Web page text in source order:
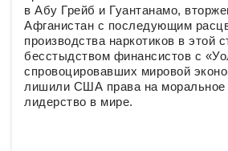
в Абу Грейб и Гуантанамо,
Афганистан с последующим
производства наркотиков в этой
бесстыдством финансистов с
спровоцировавших мировой
лишили США права на моральное
лидерство в мире.